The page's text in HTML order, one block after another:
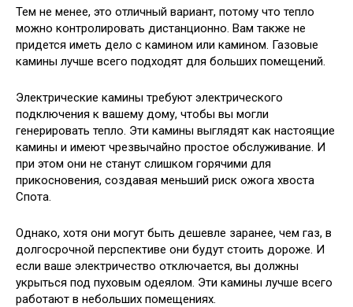
Тем не менее, это отличный вариант, потому что тепло
можно контролировать дистанционно. Вам также не
придется иметь дело с камином или камином. Газовые
камины лучше всего подходят для больших помещений.
Электрические камины требуют электрического
подключения к вашему дому, чтобы вы могли
генерировать тепло. Эти камины выглядят как настоящие
камины и имеют чрезвычайно простое обслуживание. И
при этом они не станут слишком горячими для
прикосновения, создавая меньший риск ожога хвоста
Спота.
Однако, хотя они могут быть дешевле заранее, чем газ, в
долгосрочной перспективе они будут стоить дороже. И
если ваше электричество отключается, вы должны
укрыться под пуховым одеялом. Эти камины лучше всего
работают в небольших помещениях.